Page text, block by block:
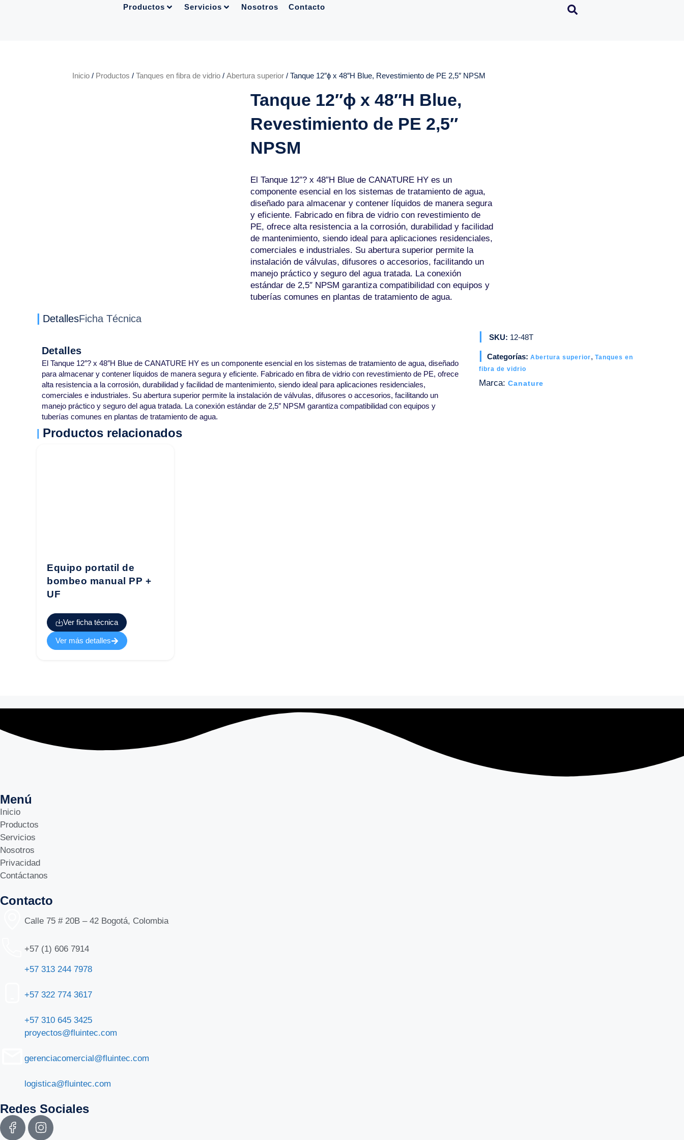
Productos Servicios Nosotros Contacto
Inicio / Productos / Tanques en fibra de vidrio / Abertura superior / Tanque 12″ɸ x 48″H Blue, Revestimiento de PE 2,5″ NPSM
Tanque 12″ɸ x 48″H Blue,
Revestimiento de PE 2,5″
NPSM
El Tanque 12″? x 48″H Blue de CANATURE HY es un
componente esencial en los sistemas de tratamiento de agua,
diseñado para almacenar y contener líquidos de manera segura
y eficiente. Fabricado en fibra de vidrio con revestimiento de
PE, ofrece alta resistencia a la corrosión, durabilidad y facilidad
de mantenimiento, siendo ideal para aplicaciones residenciales,
comerciales e industriales. Su abertura superior permite la
instalación de válvulas, difusores o accesorios, facilitando un
manejo práctico y seguro del agua tratada. La conexión
estándar de 2,5″ NPSM garantiza compatibilidad con equipos y
tuberías comunes en plantas de tratamiento de agua.
DetallesFicha Técnica
Detalles
El Tanque 12″? x 48″H Blue de CANATURE HY es un componente esencial en los sistemas de tratamiento de agua, diseñado
para almacenar y contener líquidos de manera segura y eficiente. Fabricado en fibra de vidrio con revestimiento de PE, ofrece
alta resistencia a la corrosión, durabilidad y facilidad de mantenimiento, siendo ideal para aplicaciones residenciales,
comerciales e industriales. Su abertura superior permite la instalación de válvulas, difusores o accesorios, facilitando un
manejo práctico y seguro del agua tratada. La conexión estándar de 2,5″ NPSM garantiza compatibilidad con equipos y
tuberías comunes en plantas de tratamiento de agua.
Productos relacionados
Equipo portatil de
bombeo manual PP +
UF
Ver ficha técnica
Ver más detalles
SKU: 12-48T
Categorías: Abertura superior, Tanques en
fibra de vidrio
Marca: Canature
Menú
Inicio
Productos
Servicios
Nosotros
Privacidad
Contáctanos
Contacto
Calle 75 # 20B – 42 Bogotá, Colombia
+57 (1) 606 7914
+57 313 244 7978
+57 322 774 3617
+57 310 645 3425
proyectos@fluintec.com
gerenciacomercial@fluintec.com
logistica@fluintec.com
Redes Sociales